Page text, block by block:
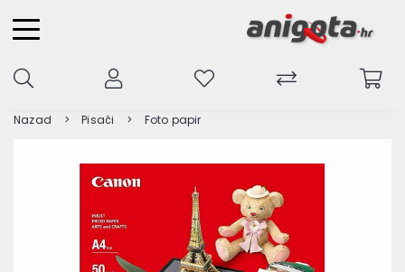
Nazad Pisači Foto papir